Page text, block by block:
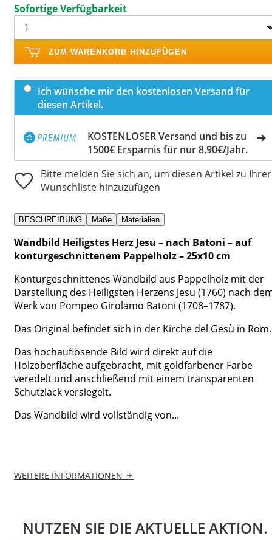
Sofortige Verfügbarkeit
ZUM WARENKORB HINZUFÜGEN
Ich wünsche mir den kostenlosen Versand für
diesen Artikel.
KOSTENLOSER Versand und bis zu
1500€ Ersparnis für nur 8,90€/Jahr.
Bitte melden Sie sich an, um diesen Artikel zu Ihrer
Wunschliste hinzuzufügen
BESCHREIBUNG Maße Materialien
Wandbild Heiligstes Herz Jesu – nach Batoni – auf
konturgeschnittenem Pappelholz – 25x10 cm
Konturgeschnittenes Wandbild aus Pappelholz mit der
Darstellung des Heiligsten Herzens Jesu (1760) nach
Werk von Pompeo Girolamo Batoni (1708–1787).
Das Original befindet sich in der Kirche del Gesù in Rom.
Das hochauflösende Bild wird direkt auf die
Holzoberfläche aufgebracht, mit goldfarbener Farbe
veredelt und anschließend mit einem transparenten
Schutzlack versiegelt.
Das Wandbild wird vollständig von...
WEITERE INFORMATIONEN
NUTZEN SIE DIE AKTUELLE AKTION.